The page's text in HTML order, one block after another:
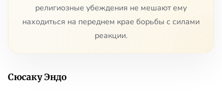
религиозные убеждения не мешают ему
находиться на переднем крае борьбы с силами
реакции.
Сюсаку Эндо